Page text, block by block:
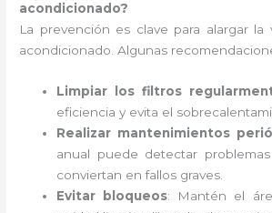
acondicionado?
La prevención es clave para alargar
acondicionado. Algunas
Limpiar los filtros
eficiencia y evita el
Realizar mantenimientos
anual puede detectar
conviertan en fallos graves.
Evitar bloqueos: Mantén el